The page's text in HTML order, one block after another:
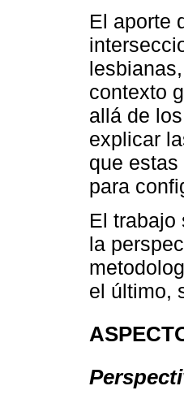
El aporte
contexto
allá de
explicar
que
para
El trabajo
la
el último,